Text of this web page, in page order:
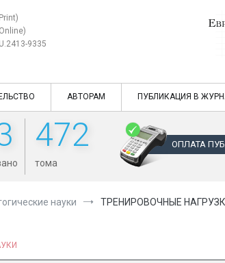
9335
Евразийский
АВТОРАМ ПУБЛИКАЦИЯ В
472
тома
ОПЛАТА
науки ТРЕНИРОВОЧНЫЕ